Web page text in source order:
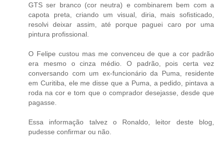
GTS ser branco (cor neutra) e combinarem bem com a
capota preta, criando um visual, diria, mais sofisticado,
resolvi deixar assim, até porque paguei caro por uma
pintura profissional.
O Felipe custou mas me convenceu de que a cor padrão
era mesmo o cinza médio. O padrão, pois certa vez
conversando com um ex-funcionário da Puma, residente
em Curitiba, ele me disse que a Puma, a pedido, pintava a
roda na cor e tom que o comprador desejasse, desde que
pagasse.
Essa informação talvez o Ronaldo, leitor deste blog,
pudesse confirmar ou não.